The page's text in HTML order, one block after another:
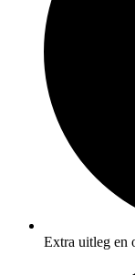
Extra uitleg en